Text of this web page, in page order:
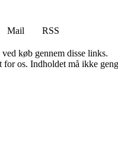
Mail
RSS
køb gennem disse links.
os. Indholdet må ikke